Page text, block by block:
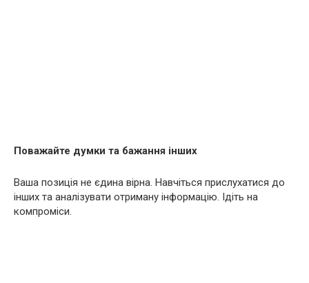
Поважайте думки та бажання інших
Ваша позиція не єдина вірна. Навчіться прислухатися до
інших та аналізувати отриману інформацію. Ідіть на
компроміси.